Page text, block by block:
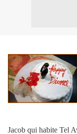
Jacob qui habite Tel